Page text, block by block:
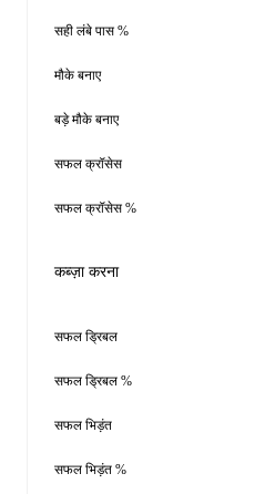
सही लंबे पास %
मौके बनाए
बड़े मौके बनाए
सफल क्रॉसेस
सफल क्रॉसेस %
कब्ज़ा करना
सफल ड्रिबल
सफल ड्रिबल %
सफल भिड़ंत
सफल भिड़ंत %